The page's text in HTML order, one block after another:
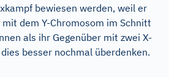
bewiesen werden, weil er
dem Y-Chromosom im Schnitt
als ihr Gegenüber mit zwei X-
besser nochmal überdenken.